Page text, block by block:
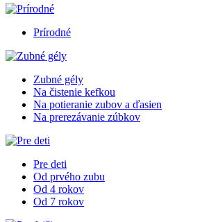
Prírodné
Zubné gély
Na čistenie kefkou
Na potieranie zubov a ďasien
Na prerezávanie zúbkov
Pre deti
Od prvého zubu
Od 4 rokov
Od 7 rokov